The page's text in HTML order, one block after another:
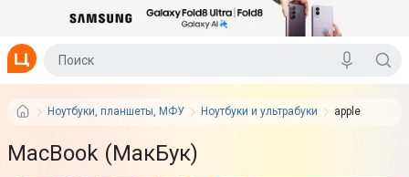
Ноутбуки, планшеты, МФУ Ноутбуки и ультрабуки apple
MacBook (МакБук)